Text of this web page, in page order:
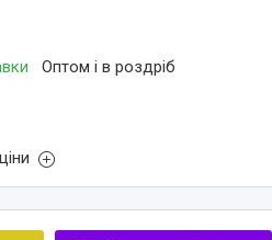
Оптом і в роздріб